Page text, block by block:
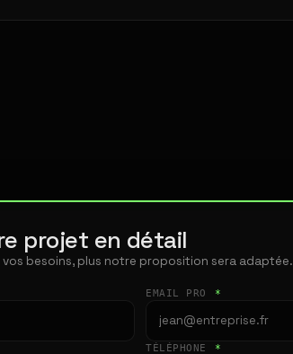
projet en détail
vos besoins, plus notre proposition sera adaptée.
EMAIL PRO *
TÉLÉPHONE *